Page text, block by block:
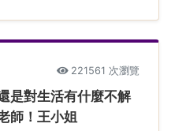
221561 次瀏覽
是對生活有什麼不解
師！王小姐